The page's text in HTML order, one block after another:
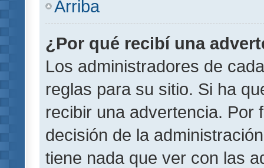
Arriba
¿Por qué recibí una
Los administradores de
reglas para su sitio. Si ha
recibir una advertencia. Por
decisión de la
tiene nada que ver con las